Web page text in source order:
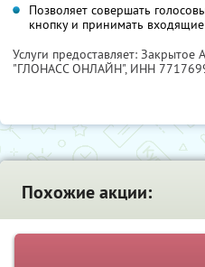
Позволяет совершать
кнопку и принимать
Услуги предоставляет:
"ГЛОНАСС ОНЛАЙН", ИНН
Похожие акции: